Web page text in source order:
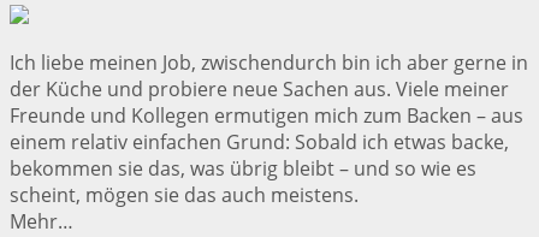
Ich liebe meinen Job, zwischendurch bin ich aber gerne in
der Küche und probiere neue Sachen aus. Viele meiner
Freunde und Kollegen ermutigen mich zum Backen – aus
einem relativ einfachen Grund: Sobald ich etwas backe,
bekommen sie das, was übrig bleibt – und so wie es
scheint, mögen sie das auch meistens.
Mehr…